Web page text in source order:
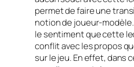
permet de faire une
notion de joueur-modèle.
le sentiment que cette
conflit avec les propos
sur le jeu. En effet, dans